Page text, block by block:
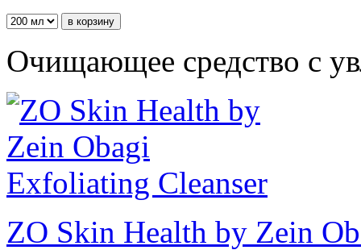
Очищающее средство с
ZO Skin Health by Zein